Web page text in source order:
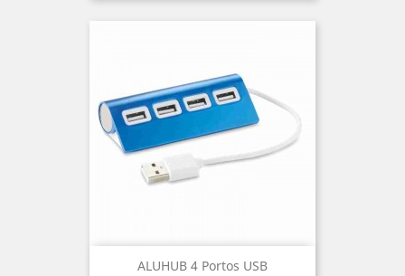
ALUHUB 4 Portos USB